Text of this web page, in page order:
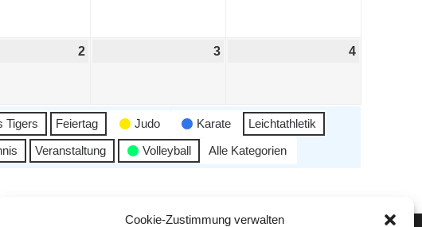
Cookie-Zustimmung verwalten
2 3 4
Tigers Feiertag Judo Karate
Leichtathletik
Veranstaltung Volleyball Alle Kategorien